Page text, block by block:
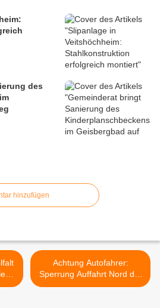
des
hinzufügen
Achtung Autofahrer:
Sperrung Auffahrt Nord der
B27 in Veitshöchheim vom